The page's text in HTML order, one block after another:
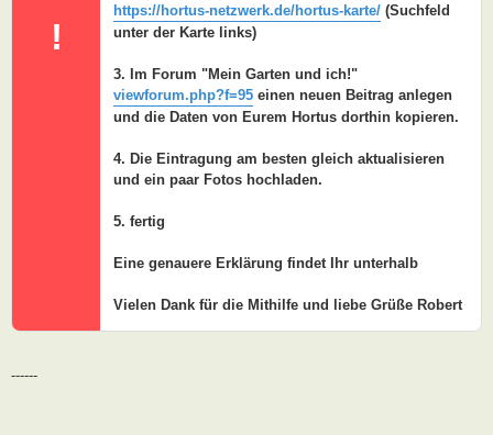
!
https://hortus-netzwerk.de/hortus-karte/ (Suchfeld
unter der Karte links)
3. Im Forum "Mein Garten und ich!"
viewforum.php?f=95 einen neuen Beitrag anlegen
und die Daten von Eurem Hortus dorthin kopieren.
4. Die Eintragung am besten gleich aktualisieren
und ein paar Fotos hochladen.
5. fertig
Eine genauere Erklärung findet Ihr unterhalb
Vielen Dank für die Mithilfe und liebe Grüße Robert
------